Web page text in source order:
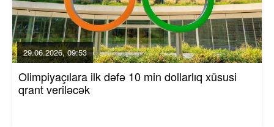
29.06.2026, 09:53
Olimpiyaçılara ilk dəfə 10 min dollarlıq xüsusi
qrant veriləcək